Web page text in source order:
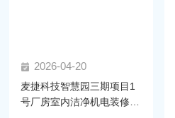
2026-04-20
麦捷科技智慧园三期项目1
号厂房室内洁净机电装修工